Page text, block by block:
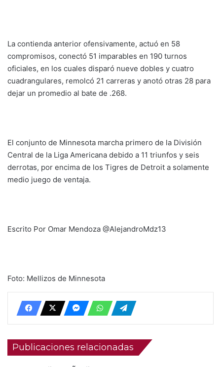
La contienda anterior ofensivamente, actuó en 58
compromisos, conectó 51 imparables en 190 turnos
oficiales, en los cuales disparó nueve dobles y cuatro
cuadrangulares, remolcó 21 carreras y anotó otras 28 para
dejar un promedio al bate de .268.
El conjunto de Minnesota marcha primero de la División
Central de la Liga Americana debido a 11 triunfos y seis
derrotas, por encima de los Tigres de Detroit a solamente
medio juego de ventaja.
Escrito Por Omar Mendoza @AlejandroMdz13
Foto: Mellizos de Minnesota
Publicaciones relacionadas